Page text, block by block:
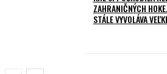
ZAHRANIČNÝCH
STÁLE VYVOLÁVA